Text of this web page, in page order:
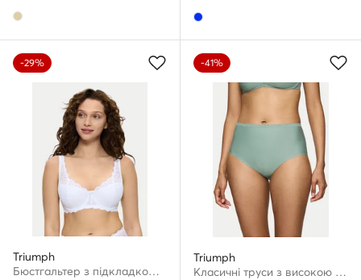
-29%
Triumph
Бюстгальтер з підкладкою · Білий
-41%
Triumph
Класичні труси з високою талією · Зелений